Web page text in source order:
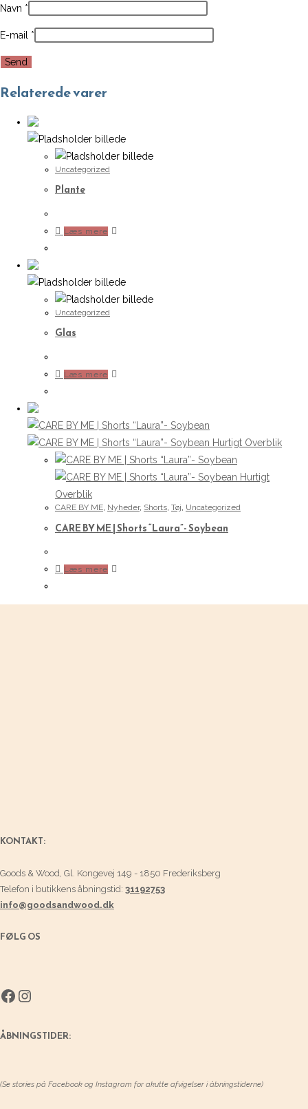
Navn *
E-mail *
Relaterede varer
Uncategorized
Plante
Læs mere
Uncategorized
Glas
Læs mere
Hurtigt Overblik
Hurtigt
Overblik
CARE BY ME, Nyheder, Shorts, Tøj, Uncategorized
CARE BY ME | Shorts “Laura”- Soybean
Læs mere
KONTAKT:
Goods & Wood, Gl. Kongevej 149 - 1850 Frederiksberg
Telefon i butikkens åbningstid: 31192753
info@goodsandwood.dk
FØLG OS
Facebook
Instagram
ÅBNINGSTIDER:
(Se stories på Facebook og Instagram for akutte afvigelser i åbningstiderne)